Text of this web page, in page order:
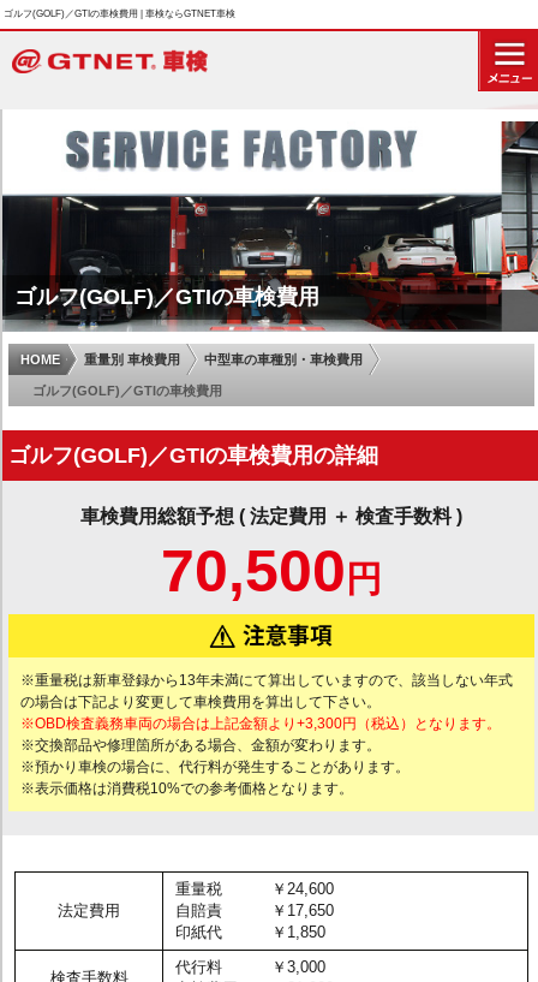
ゴルフ(GOLF)／GTIの車検費用 | 車検ならGTNET車検
ゴルフ(GOLF)／GTIの車検費用
HOME 重量別 車検費用 中型車の車種別・車検費用
ゴルフ(GOLF)／GTIの車検費用
ゴルフ(GOLF)／GTIの車検費用の詳細
車検費用総額予想 ( 法定費用 ＋ 検査手数料 )
70,500 円
※重量税は新車登録から13年未満にて算出していますので、該当しない年式
の場合は下記より変更して車検費用を算出して下さい。
※OBD検査義務車両の場合は上記金額より+3,300円（税込）となります。
※交換部品や修理箇所がある場合、金額が変わります。
※預かり車検の場合に、代行料が発生することがあります。
※表示価格は消費税10%での参考価格となります。
法定費用
重量税
￥24,600
自賠責
￥17,650
印紙代
￥1,850
検査手数料
代行料
￥3,000